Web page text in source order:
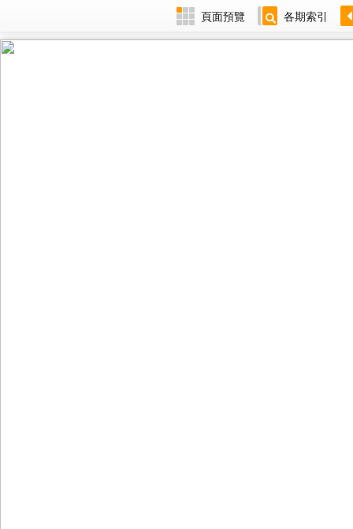
頁面預覽 各期索引